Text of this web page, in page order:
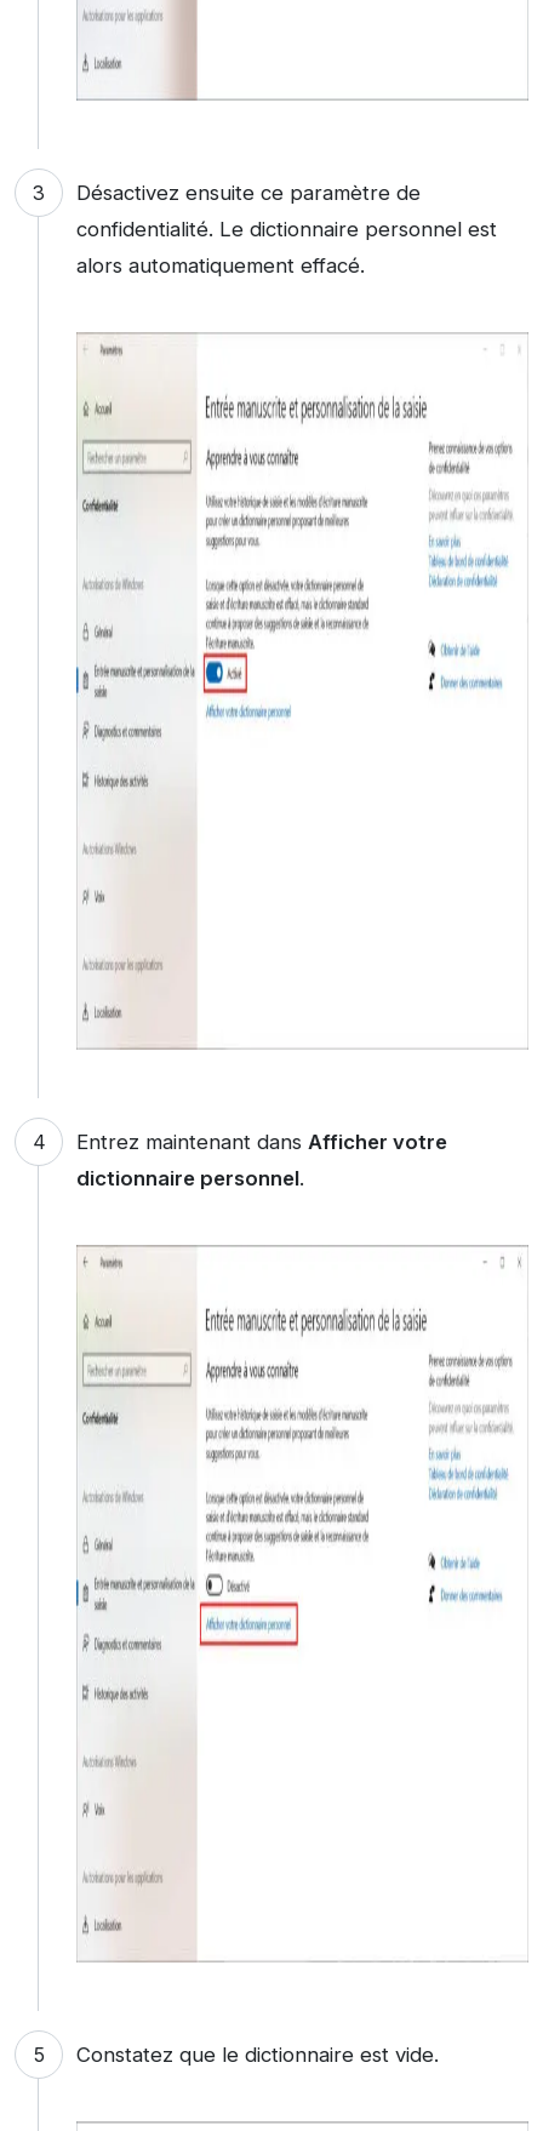
Désactivez ensuite ce paramètre de
confidentialité. Le dictionnaire personnel est
alors automatiquement effacé.
Entrez maintenant dans Afficher votre
dictionnaire personnel.
Constatez que le dictionnaire est vide.